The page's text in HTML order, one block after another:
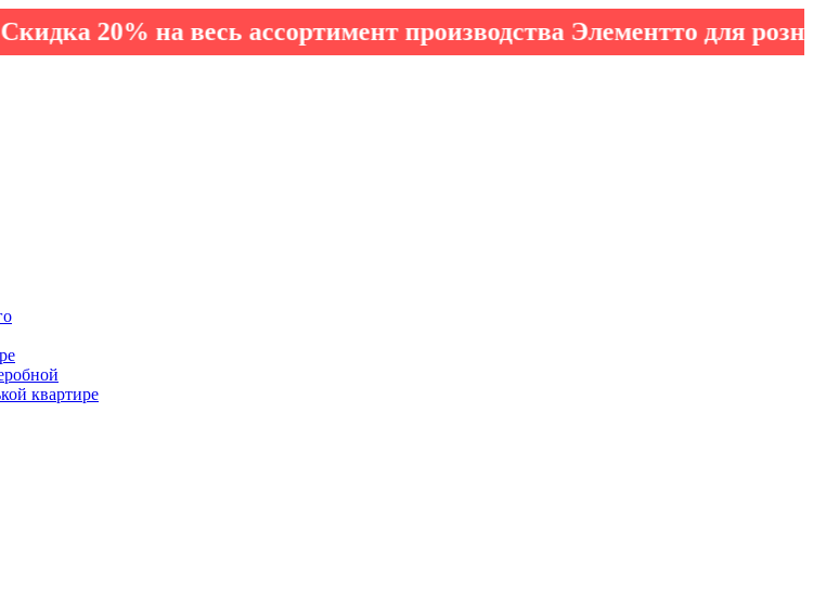
20% на весь ассортимент производства Элементто для розничных
квартире